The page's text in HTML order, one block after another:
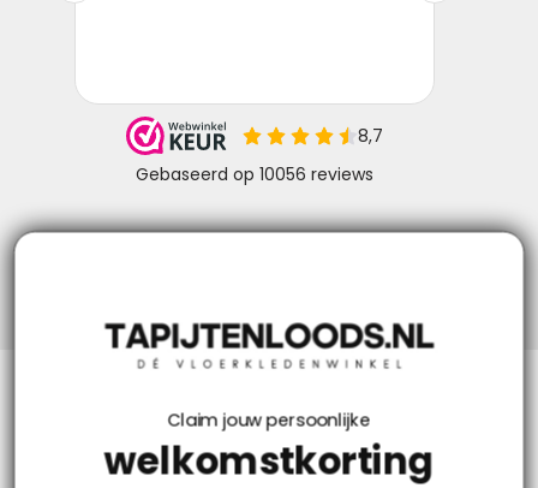
Mijn account
Claim jouw persoonlijke
welkomstkorting